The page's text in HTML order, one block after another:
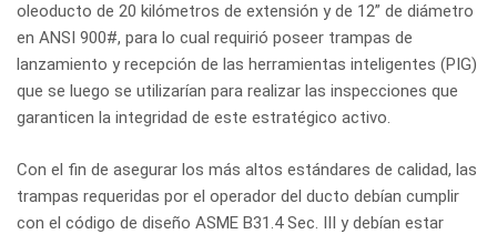
oleoducto de 20 kilómetros de extensión y de 12” de diámetro
en ANSI 900#, para lo cual requirió poseer trampas de
lanzamiento y recepción de las herramientas inteligentes (PIG)
que se luego se utilizarían para realizar las inspecciones que
garanticen la integridad de este estratégico activo.
Con el fin de asegurar los más altos estándares de calidad, las
trampas requeridas por el operador del ducto debían cumplir
con el código de diseño ASME B31.4 Sec. III y debían estar